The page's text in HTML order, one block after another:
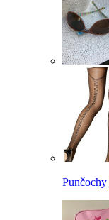
Punčochy